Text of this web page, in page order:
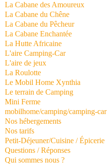
La Cabane des Amoureux
La Cabane du Chêne
La Cabane du Pêcheur
La Cabane Enchantée
La Hutte Africaine
L'aire Camping-Car
L'aire de jeux
La Roulotte
Le Mobil Home Xynthia
Le terrain de Camping
Mini Ferme
mobilhome/camping/camping-car
Nos hébergements
Nos tarifs
Petit-Déjeuner/Cuisine / Épicerie
Questions / Réponses
Qui sommes nous ?